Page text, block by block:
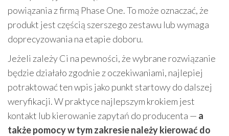
powiązania z firmą Phase One. To może oznaczać, że
produkt jest częścią szerszego zestawu lub wymaga
doprecyzowania na etapie doboru.
Jeżeli zależy Ci na pewności, że wybrane rozwiązanie
będzie działało zgodnie z oczekiwaniami, najlepiej
potraktować ten wpis jako punkt startowy do dalszej
weryfikacji. W praktyce najlepszym krokiem jest
kontakt lub kierowanie zapytań do producenta — a
także pomocy w tym zakresie należy kierować do